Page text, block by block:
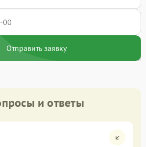
Отправить заявку
и ответы